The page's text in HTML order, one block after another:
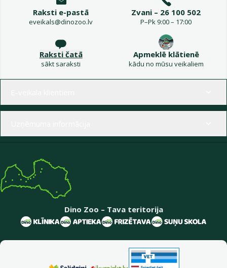
Raksti e-pastā
eveikals@dinozoo.lv
Zvani – 26 100 502
P–Pk 9:00 – 17:00
Raksti čatā
sākt saraksti
Apmeklē klātienē
kādu no mūsu veikaliem
Dino Zoo – Tava teritorija